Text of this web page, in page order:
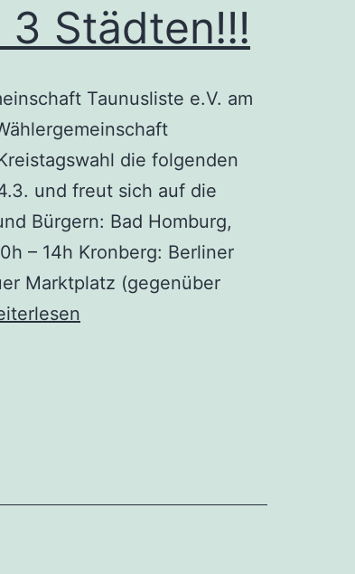
3 Städten!!!
Taunusliste e.V. am
die folgenden
und freut sich auf die
Bürgern: Bad Homburg,
– 14h Kronberg: Berliner
Marktplatz (gegenüber